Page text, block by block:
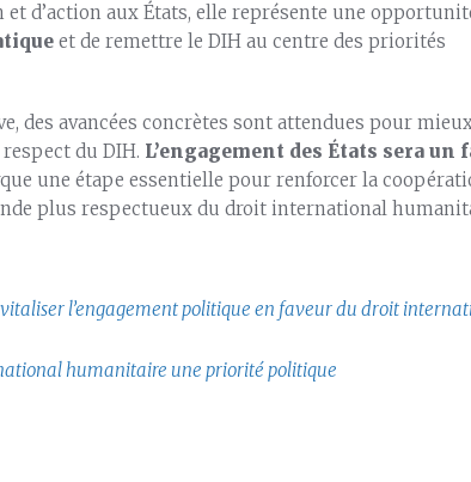
d’action aux États, elle représente une
et de remettre le DIH au centre des priorités
des avancées concrètes sont attendues pour
du DIH. L’engagement des États sera un
une étape essentielle pour renforcer la
plus respectueux du droit international
l’engagement politique en faveur du droit
humanitaire une priorité politique